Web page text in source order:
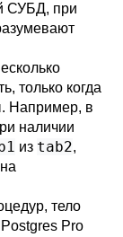
СУБД, при
только когда
Например, в
наличии
из tab2,
тело
Postgres Pro